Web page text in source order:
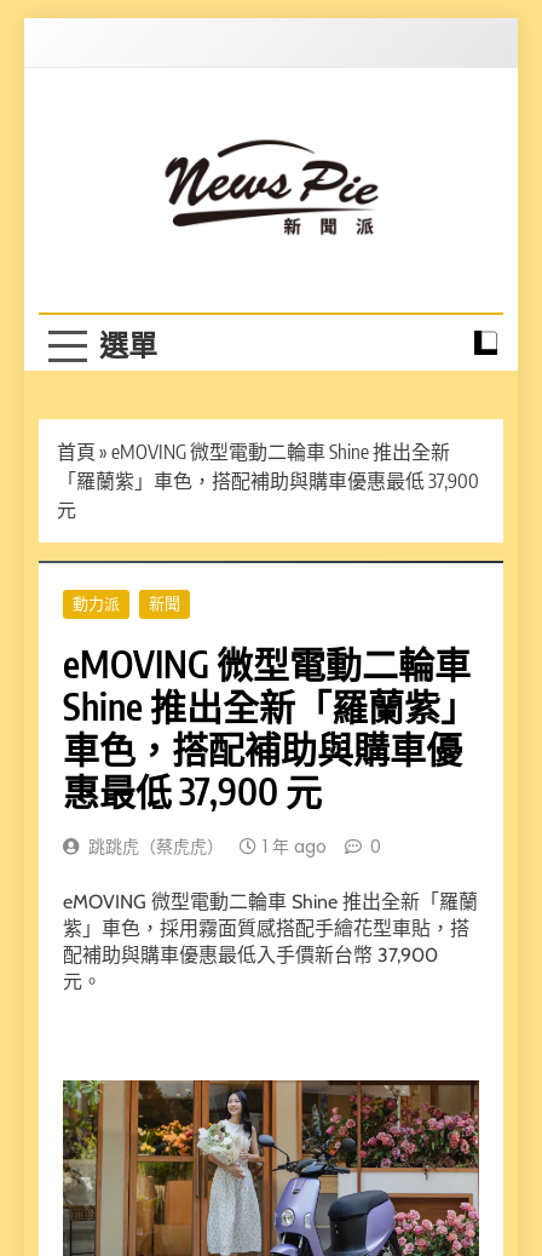
首頁 » eMOVING 微型電動二輪車 Shine 推出全新
「羅蘭紫」車色，搭配補助與購車優惠最低 37,900
元
動力派 新聞
eMOVING 微型電動二輪車
Shine 推出全新「羅蘭紫」
車色，搭配補助與購車優
惠最低 37,900 元
跳跳虎（蔡虎虎） 1 年 ago 0
eMOVING 微型電動二輪車 Shine 推出全新「羅蘭
紫」車色，採用霧面質感搭配手繪花型車貼，搭
配補助與購車優惠最低入手價新台幣 37,900
元。